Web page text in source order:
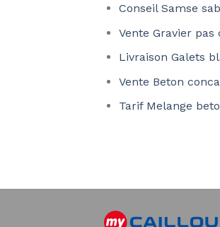
Conseil Samse
Vente Gravier pas
Livraison Galets
Vente Beton
Tarif Melange